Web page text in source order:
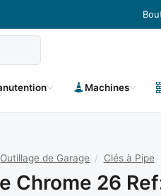
Machines
Outillage de Garage / Clés à Pipe
Chrome 26